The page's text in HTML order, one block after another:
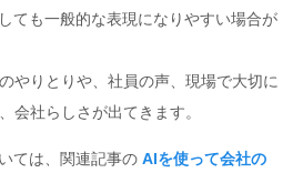
ても一般的な表現になりやすい場合が
やりとりや、社員の声、現場で大切に
会社らしさが出てきます。
ては、関連記事の AIを使って会社の